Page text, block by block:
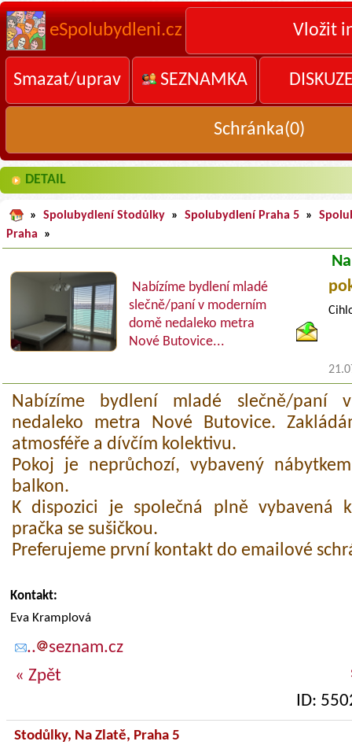
eSpolubydleni.cz Vložit
Smazat/uprav SEZNAMKA
Schránka(0)
DETAIL
» Spolubydlení Stodůlky » Spolubydlení Praha 5 »
Praha
»
Nabízíme bydlení mladé
slečně/paní v moderním
domě nedaleko metra
Nové Butovice...
Nabízíme bydlení mladé slečně/paní
nedaleko metra Nové Butovice.
atmosféře a dívčím kolektivu.
Pokoj je neprůchozí, vybavený
balkon.
K dispozici je společná plně vybavená
pračka se sušičkou.
Preferujeme první kontakt do emailové
Kontakt:
Eva Kramplová
..
seznam.cz
« Zpět
ID:
Stodůlky, Na Zlatě, Praha 5